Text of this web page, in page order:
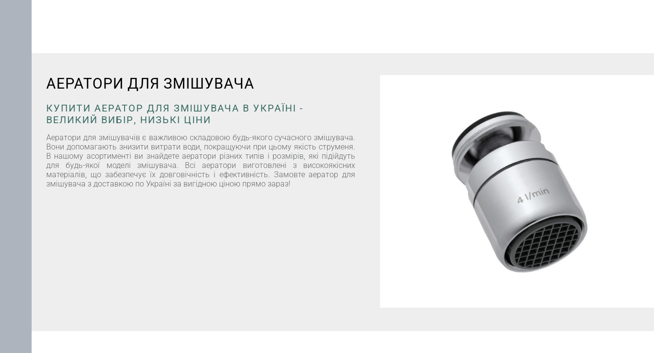
АЕРАТОРИ ДЛЯ ЗМІШУВАЧА
КУПИТИ АЕРАТОР ДЛЯ ЗМІШУВАЧА В УКРАЇНІ -
ВЕЛИКИЙ ВИБІР, НИЗЬКІ ЦІНИ
Аератори для змішувачів є важливою складовою будь-якого сучасного змішувача.
Вони допомагають знизити витрати води, покращуючи при цьому якість струменя.
В нашому асортименті ви знайдете аератори різних типів і розмірів, які підійдуть
для будь-якої моделі змішувача. Всі аератори виготовлені з високоякісних
матеріалів, що забезпечує їх довговічність і ефективність. Замовте аератор для
змішувача з доставкою по Україні за вигідною ціною прямо зараз!